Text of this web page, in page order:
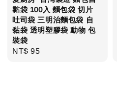
黏袋 100入 麵包袋 切片
吐司袋 三明治麵包袋 自
黏袋 透明塑膠袋 動物 包
裝袋
Regular
NT$ 95